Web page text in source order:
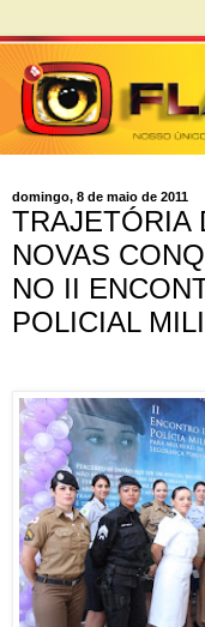
domingo, 8 de maio de 2011
TRAJETÓRIA
NOVAS
NO II
POLICIAL